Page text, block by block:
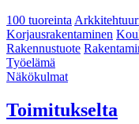
100 tuoreinta
Korjausrakentaminen
Rakennustuote
Työelämä
Näkökulmat
Toimitukselta